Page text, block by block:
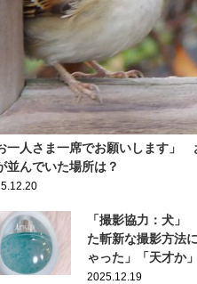
一人さま一席でお願いします」
並んでいた場所は？
「撮影協力：犬
た斬新な撮影方法
ゃった」「天才か」
2025.12.19